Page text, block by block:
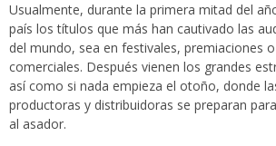
Usualmente, durante la primera mitad del
país los títulos que más han cautivado las
del mundo, sea en festivales, premiaciones
comerciales. Después vienen los grandes
así como si nada empieza el otoño, donde
productoras y distribuidoras se preparan
al asador.